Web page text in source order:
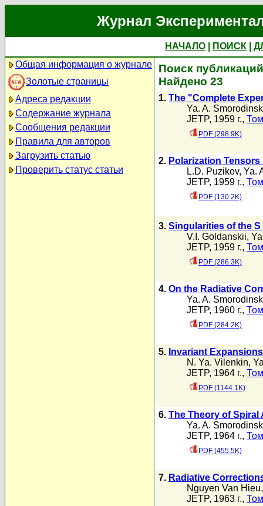
Журнал
НАЧАЛО ПОИСК
Общая информация о журнале
Золотые страницы
Адреса редакции
Содержание журнала
Сообщения редакции
Правила для авторов
Загрузить статью
Проверить статус статьи
Поиск
Найдено 23
1. The "Complete
Ya. A.
JETP, 1959 г.,
PDF (298.9K)
2. Polarization
L.D. Puzikov, Ya.
JETP, 1959 г.,
PDF (130.2K)
3. Singularities of the
V.I. Goldanskii,
JETP, 1959 г.,
PDF (286.3K)
4. On the Radiative
Ya. A.
JETP, 1960 г.,
PDF (284.2K)
5. Invariant
N. Ya. Vilenkin,
JETP, 1964 г.,
PDF (1144.1K)
6. The Theory of Spiral
Ya. A.
JETP, 1964 г.,
PDF (455.5K)
7. Radiative
Nguyen Van Hieu
JETP, 1963 г.,